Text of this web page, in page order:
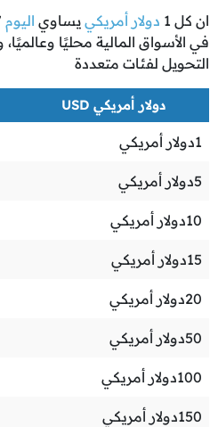
ان كل 1 دولار أمريكي يساوي اليوم
في الأسواق المالية محليًا
التحويل لفئات متعددة
دولار أمريكي USD
1دولار أمريكي
5دولار أمريكي
10دولار أمريكي
15دولار أمريكي
20دولار أمريكي
50دولار أمريكي
100دولار أمريكي
150دولار أمريكي